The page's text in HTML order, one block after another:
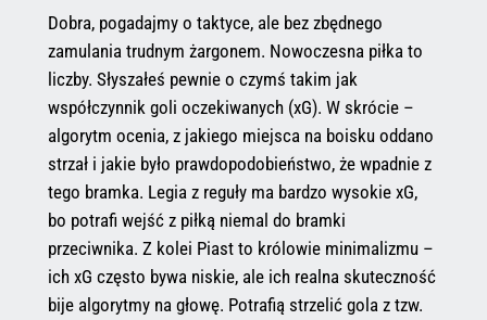
Dobra, pogadajmy o taktyce, ale bez zbędnego
zamulania trudnym żargonem. Nowoczesna piłka to
liczby. Słyszałeś pewnie o czymś takim jak
współczynnik goli oczekiwanych (xG). W skrócie –
algorytm ocenia, z jakiego miejsca na boisku oddano
strzał i jakie było prawdopodobieństwo, że wpadnie z
tego bramka. Legia z reguły ma bardzo wysokie xG,
bo potrafi wejść z piłką niemal do bramki
przeciwnika. Z kolei Piast to królowie minimalizmu –
ich xG często bywa niskie, ale ich realna skuteczność
bije algorytmy na głowę. Potrafią strzelić gola z tzw.